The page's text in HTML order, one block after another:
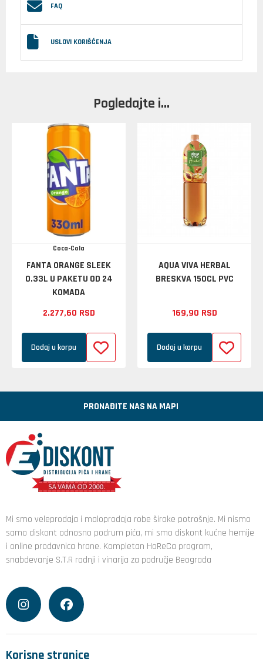
FAQ
USLOVI KORIŠĆENJA
Pogledajte i...
Coca-Cola
FANTA ORANGE SLEEK
0.33L U PAKETU OD 24
KOMADA
2.277,60 RSD
Dodaj u korpu
AQUA VIVA HERBAL
BRESKVA 150CL PVC
169,90 RSD
Dodaj u korpu
PRONAĐITE NAS NA MAPI
Mi smo veleprodaja i maloprodaja robe široke potrošnje. Mi nismo
samo diskont odnosno podrum pića, mi smo diskont kućne hemije
i online prodavnica hrane. Kompletan HoReCa program,
snabdevanje S.T.R radnji i vinarija za područje Beograda
Korisne stranice